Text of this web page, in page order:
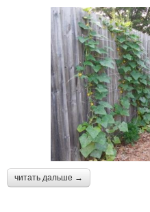
Необычные грядки
читать дальше →